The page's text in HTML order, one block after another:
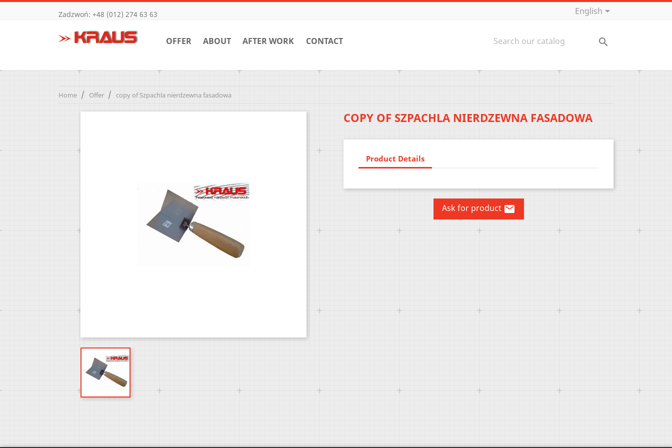
Zadzwoń: +48 (012) 274 63 63 English
OFFER ABOUT AFTER WORK CONTACT 
Home Offer copy of Szpachla nierdzewna fasadowa
COPY OF SZPACHLA NIERDZEWNA FASADOWA
Product Details
Ask for product 